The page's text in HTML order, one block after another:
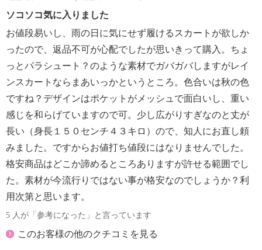
ソコソコ気に入りました
お値段易いし、雨の日に気にせず履けるスカートが欲しか
ったので、返品不可が心配でしたが思いきって購入。ちょ
っとパラシュート？のような素材でガバガバしますがレイ
ンスカートならまあいっかというところ。色合いは秋の色
ですね？デザインはポケットがメッシュで面白いし、重い
感じを和らげていますので可。少し広がりすぎなのと丈が
長い（身長１５０センチ４３キロ）ので、知人にお直し頼
みました。ですからお値打ち値段にはなりませんでした。
格安商品はどこか諦めるところありますが許せる範囲でし
た。素材が今流行りではない事が格安なのでしょうか？利
用次第と思います。
5 人が「参考になった」と言っています
このお客様の他のクチコミを見る